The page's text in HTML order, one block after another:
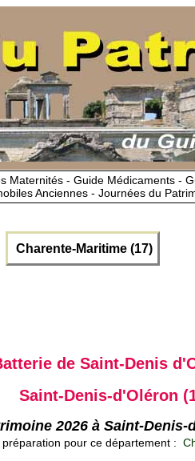
- Guide Médicaments -
Anciennes - Journées du
Charente-Maritime (17)
de Saint-Denis
Saint-Denis-d'Oléron
2026 à Saint-Denis-
pour ce département :